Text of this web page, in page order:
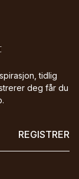
tidlig
deg får du
REGISTRER